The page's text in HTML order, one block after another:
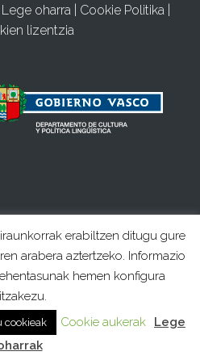
Lege oharra Cookie Politika
lizentzia
erabiltzen ditugu gure
arabera aztertzeko. Informazio
hemen konfigura
cookieak Cookie aukerak
Lege